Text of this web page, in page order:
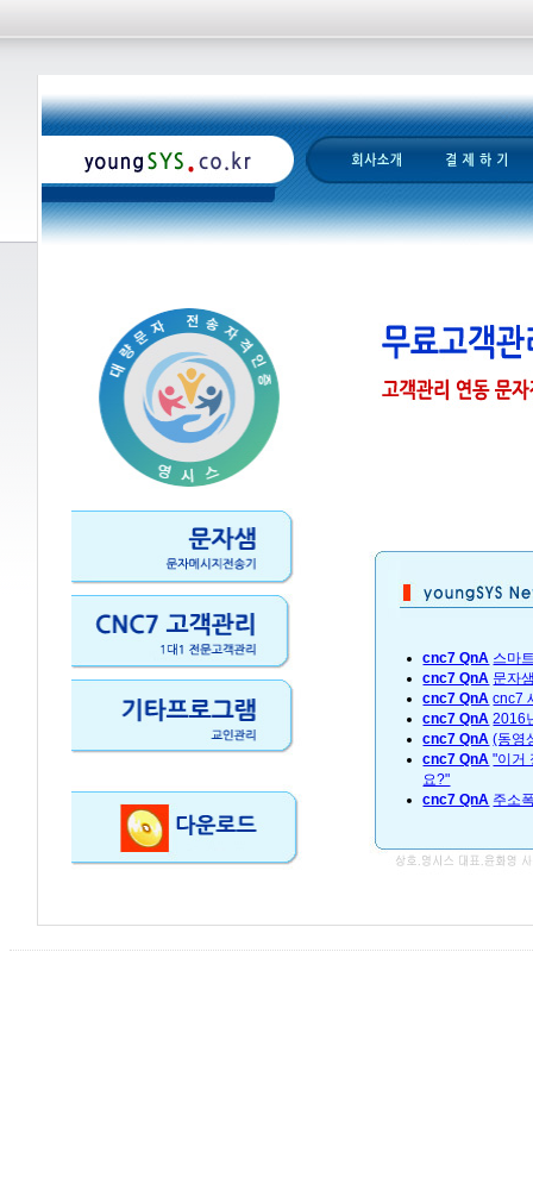
cnc7 QnA 스마
cnc7 QnA 문자
cnc7 QnA cnc7
cnc7 QnA 2016
cnc7 QnA (동영
cnc7 QnA "이거
요?"
cnc7 QnA 주소